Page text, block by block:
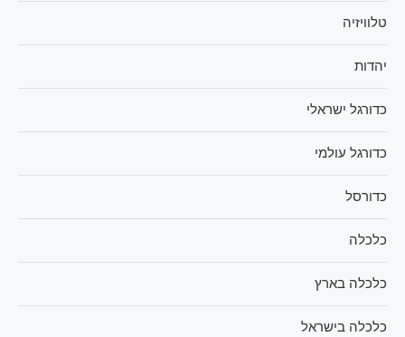
טלוויזיה
יהדות
כדורגל ישראלי
כדורגל עולמי
כדורסל
כלכלה
כלכלה בארץ
כלכלה בישראל